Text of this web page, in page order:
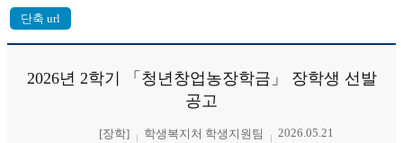
2026년 2학기 「청년창업농장학금」 장학생 선발
공고
[장학] 학생복지처 학생지원팀
2026.05.21